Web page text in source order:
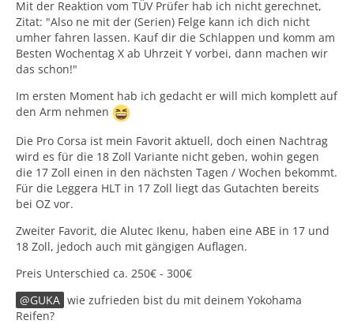
Mit der Reaktion vom TÜV Prüfer hab ich nicht gerechnet,
Zitat: "Also ne mit der (Serien) Felge kann ich dich nicht
umher fahren lassen. Kauf dir die Schlappen und komm am
Besten Wochentag X ab Uhrzeit Y vorbei, dann machen wir
das schon!"
Im ersten Moment hab ich gedacht er will mich komplett auf
den Arm nehmen
Die Pro Corsa ist mein Favorit aktuell, doch einen Nachtrag
wird es für die 18 Zoll Variante nicht geben, wohin gegen
die 17 Zoll einen in den nächsten Tagen / Wochen bekommt.
Für die Leggera HLT in 17 Zoll liegt das Gutachten bereits
bei OZ vor.
Zweiter Favorit, die Alutec Ikenu, haben eine ABE in 17 und
18 Zoll, jedoch auch mit gängigen Auflagen.
Preis Unterschied ca. 250€ - 300€
GUKA wie zufrieden bist du mit deinem Yokohama
Reifen?